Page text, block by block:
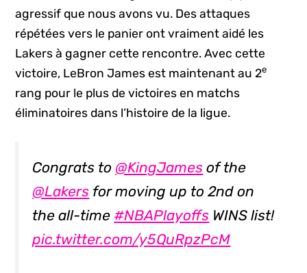
agressif que nous avons vu. Des attaques
répétées vers le panier ont vraiment aidé les
Lakers à gagner cette rencontre. Avec cette
victoire, LeBron James est maintenant au 2e
rang pour le plus de victoires en matchs
éliminatoires dans l’histoire de la ligue.
Congrats to @KingJames of the
@Lakers for moving up to 2nd on
the all-time #NBAPlayoffs WINS list!
pic.twitter.com/y5QuRpzPcM